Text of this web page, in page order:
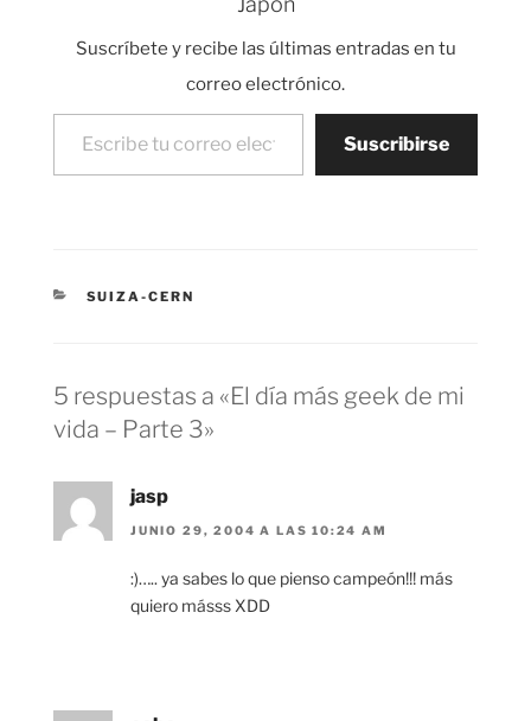
del CERN donde estoy
Suscríbete y recibe las últimas entradas en tu
correo electrónico.
Escribe tu correo electrónico…
Suscribirse
CATEGORÍAS
SUIZA-CERN
5 respuestas a «El día más geek de mi
vida – Parte 3»
jasp
JUNIO 29, 2004 A LAS 10:24 AM
:)….. ya sabes lo que pienso campeón!!! más
quiero másss XDD